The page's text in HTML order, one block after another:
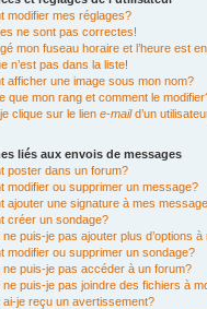
modifier mes réglages?
ne sont pas correctes!
mon fuseau horaire et l’heure est
n’est pas dans la liste!
afficher une image sous mon nom?
que mon rang et comment le
clique sur le lien e-maild’un
liés aux envois de messages
poster dans un forum?
modifier ou supprimer un message?
ajouter une signature à mes
créer un sondage?
ne puis-je pas ajouter plus d’options
modifier ou supprimer un sondage?
ne puis-je pas accéder à un forum?
ne puis-je pas joindre des fichiers à
ai-je reçu un avertissement?